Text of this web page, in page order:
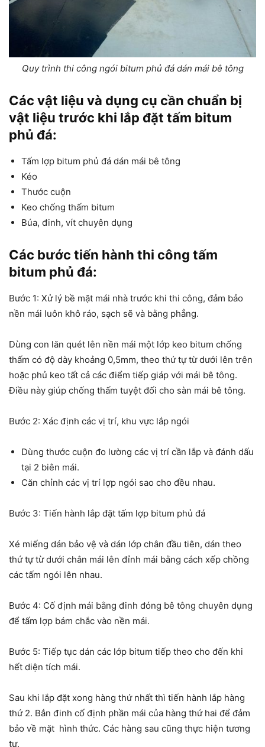
Quy trình thi công ngói bitum phủ đá dán mái bê tông
Các vật liệu và dụng cụ cần chuẩn bị
vật liệu trước khi lắp đặt tấm bitum
phủ đá:
Tấm lợp bitum phủ đá dán mái bê tông
Kéo
Thước cuộn
Keo chống thấm bitum
Búa, đinh, vít chuyên dụng
Các bước tiến hành thi công tấm
bitum phủ đá:
Bước 1: Xử lý bề mặt mái nhà trước khi thi công, đảm bảo
nền mái luôn khô ráo, sạch sẽ và bằng phẳng.
Dùng con lăn quét lên nền mái một lớp keo bitum chống
thấm có độ dày khoảng 0,5mm, theo thứ tự từ dưới lên trên
hoặc phủ keo tất cả các điểm tiếp giáp với mái bê tông.
Điều này giúp chống thấm tuyệt đối cho sàn mái bê tông.
Bước 2: Xác định các vị trí, khu vực lắp ngói
Dùng thước cuộn đo lường các vị trí cần lắp và đánh dấu
tại 2 biên mái.
Căn chỉnh các vị trí lợp ngói sao cho đều nhau.
Bước 3: Tiến hành lắp đặt tấm lợp bitum phủ đá
Xé miếng dán bảo vệ và dán lớp chân đầu tiên, dán theo
thứ tự từ dưới chân mái lên đỉnh mái bằng cách xếp chồng
các tấm ngói lên nhau.
Bước 4: Cố định mái bằng đinh đóng bê tông chuyên dụng
để tấm lợp bám chắc vào nền mái.
Bước 5: Tiếp tục dán các lớp bitum tiếp theo cho đến khi
hết diện tích mái.
Sau khi lắp đặt xong hàng thứ nhất thì tiến hành lắp hàng
thứ 2. Bắn đinh cố định phần mái của hàng thứ hai để đảm
bảo về mặt hình thức. Các hàng sau cũng thực hiện tương
tự.